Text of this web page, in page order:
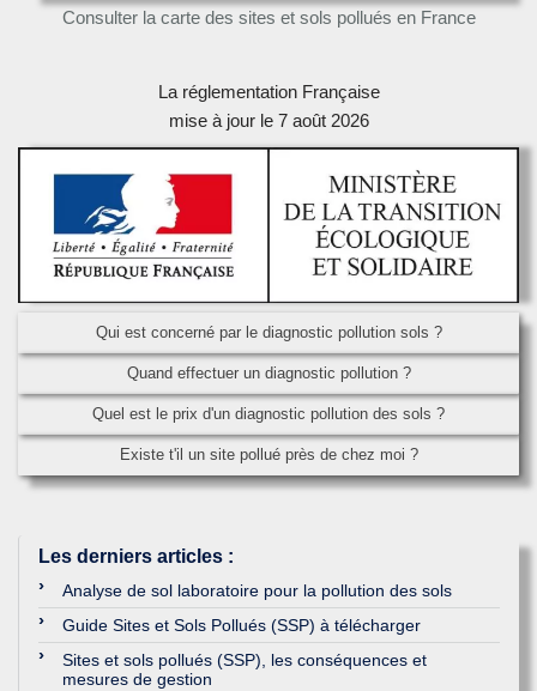
Consulter la carte des sites et sols pollués en France
La réglementation Française
mise à jour le 7 août 2026
Qui est concerné par le diagnostic pollution sols ?
Quand effectuer un diagnostic pollution ?
Quel est le prix d'un diagnostic pollution des sols ?
Existe t'il un site pollué près de chez moi ?
Les derniers articles :
Analyse de sol laboratoire pour la pollution des sols
Guide Sites et Sols Pollués (SSP) à télécharger
Sites et sols pollués (SSP), les conséquences et
mesures de gestion